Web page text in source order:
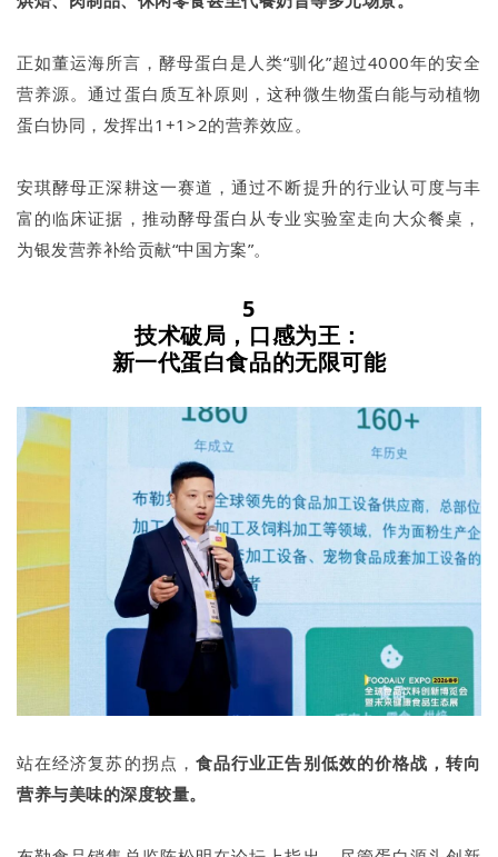
正如董运海所言，酵母蛋白是人类“驯化”超过4000年的安全
营养源。通过蛋白质互补原则，这种微生物蛋白能与动植物
蛋白协同，发挥出1+1>2的营养效应。
安琪酵母正深耕这一赛道，通过不断提升的行业认可度与丰
富的临床证据，推动酵母蛋白从专业实验室走向大众餐桌，
为银发营养补给贡献“中国方案”。
5
技术破局，口感为王：
新一代蛋白食品的无限可能
站在经济复苏的拐点， 食品行业正告别低效的价格战，转向
营养与美味的深度较量。